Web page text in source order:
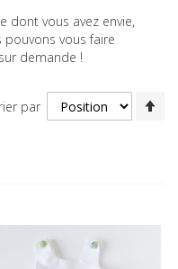
dont vous avez envie,
vous faire
demande !
par